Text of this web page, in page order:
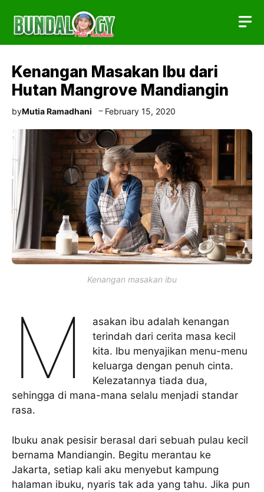
content
Kenangan Masakan Ibu dari
Hutan Mangrove Mandiangin
byMutia Ramadhani February 15, 2020
Kenangan masakan ibu
M
asakan ibu adalah kenangan
terindah dari cerita masa kecil
kita. Ibu menyajikan menu-menu
keluarga dengan penuh cinta.
Kelezatannya tiada dua,
sehingga di mana-mana selalu menjadi standar
rasa.
Ibuku anak pesisir berasal dari sebuah pulau kecil
bernama Mandiangin. Begitu merantau ke
Jakarta, setiap kali aku menyebut kampung
halaman ibuku, nyaris tak ada yang tahu. Jika pun